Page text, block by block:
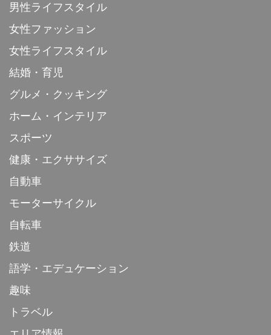
男性ライフスタイル
女性ファッション
女性ライフスタイル
結婚・育児
グルメ・クッキング
ホーム・インテリア
スポーツ
健康・エクササイズ
自動車
モーターサイクル
自転車
鉄道
語学・エデュケーション
趣味
トラベル